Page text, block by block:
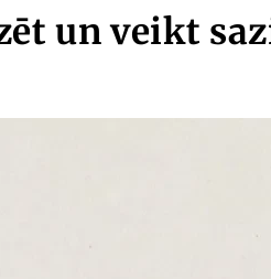
un veikt